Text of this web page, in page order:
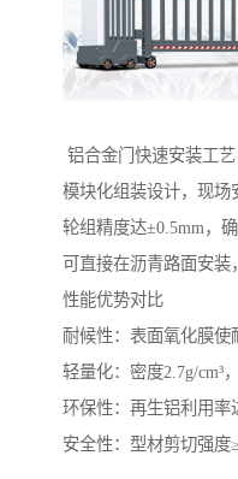
‌ 铝合金门快速安装工艺‌
模块化组装设计，现场
轮组精度达±0.5mm，
可直接在沥青路面安装
性能优势对比
耐候性‌：表面氧化膜
轻量化‌：密度2.7g/cm³
环保性‌：再生铝利用率
安全性‌：型材剪切强度